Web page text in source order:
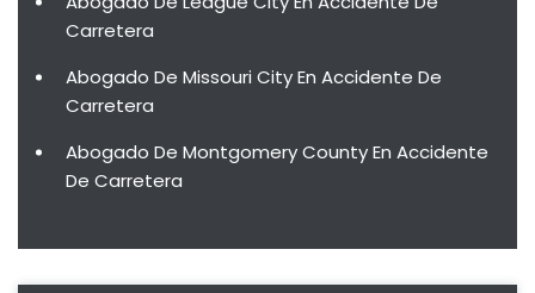
Carretera
Abogado De Missouri City En Accidente De
Carretera
Abogado De Montgomery County En Accidente
De Carretera